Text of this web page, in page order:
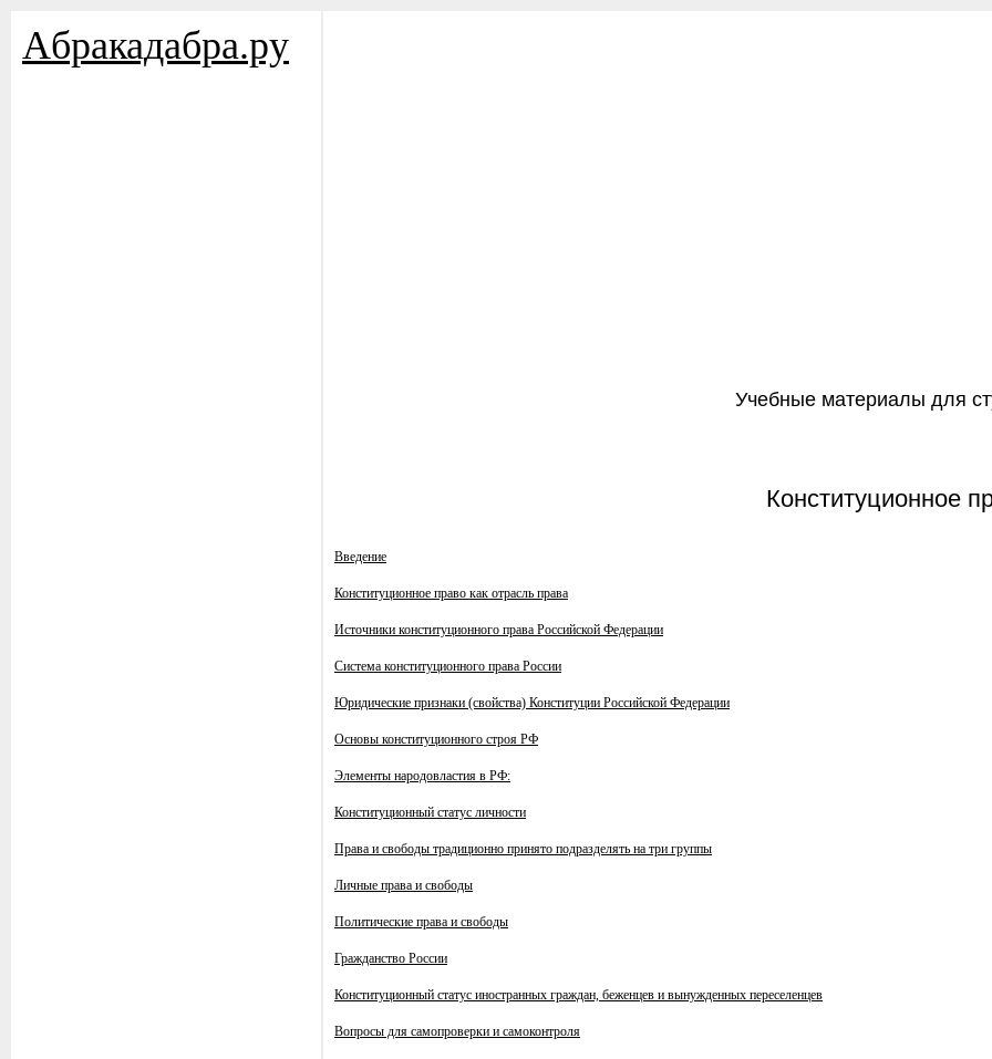
Aбракадабра.py
Учебные материалы для
Конституционное
Введение
Конституционное право как отрасль права
Источники конституционного права Российской Федерации
Система конституционного права России
Юридические признаки (свойства) Конституции Российской Федерации
Основы конституционного строя РФ
Элементы народовластия в РФ:
Конституционный статус личности
Права и свободы традиционно принято подразделять на три группы
Личные права и свободы
Политические права и свободы
Гражданство России
Конституционный статус иностранных граждан, беженцев и вынужденных переселенцев
Вопросы для самопроверки и самоконтроля